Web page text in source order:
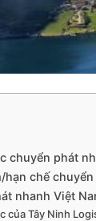
chuyển phát
hạn chế
nhanh Việt
của Tây Ninh